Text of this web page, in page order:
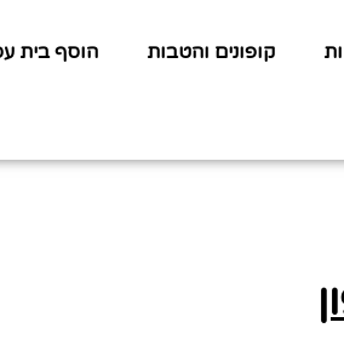
קופונים והטבות הוסף בית